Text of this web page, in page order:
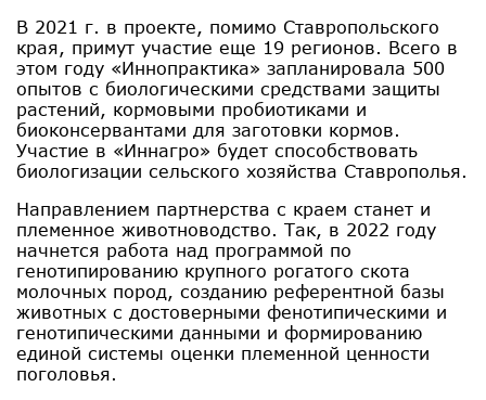
В 2021 г. в проекте, помимо Ставропольского
края, примут участие еще 19 регионов. Всего в
этом году «Иннопрактика» запланировала 500
опытов с биологическими средствами защиты
растений, кормовыми пробиотиками и
биоконсервантами для заготовки кормов.
Участие в «Иннагро» будет способствовать
биологизации сельского хозяйства Ставрополья.
Направлением партнерства с краем станет и
племенное животноводство. Так, в 2022 году
начнется работа над программой по
генотипированию крупного рогатого скота
молочных пород, созданию референтной базы
животных с достоверными фенотипическими и
генотипическими данными и формированию
единой системы оценки племенной ценности
поголовья.